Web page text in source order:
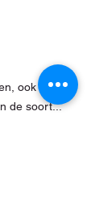
ook al zijn
de soort...